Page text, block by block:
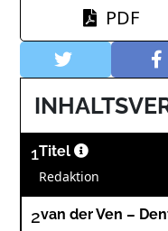
PDF
1Titel
Redaktion
2van der Ven –